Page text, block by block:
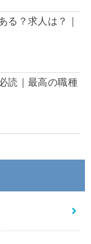
る？求人は？｜
読｜最高の職種